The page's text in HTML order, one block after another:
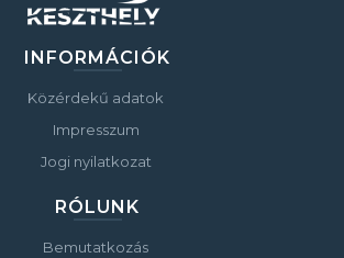
INFORMÁCIÓK
Közérdekű adatok
Impresszum
Jogi nyilatkozat
RÓLUNK
Bemutatkozás